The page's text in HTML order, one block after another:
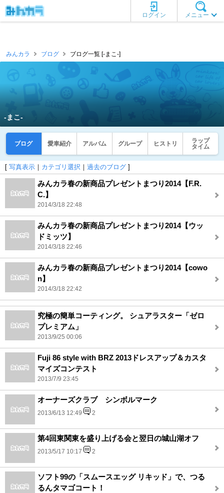
メニュー
ログイン
みんカラ ブログ ブログ一覧 [‐まこ‐]
‐まこ‐
ブログ 愛車紹介 アルバム グループ ヒストリ
ラップ
タイム
[ 写真表示 ｜ カテゴリ選択 ｜ 過去のブログ ]
みんカラ春の新商品プレゼントまつり2014【F.R.
C.】
2014/3/18 22:48
みんカラ春の新商品プレゼントまつり2014【ウッ
ドミッツ】
2014/3/18 22:46
みんカラ春の新商品プレゼントまつり2014【cowo
n】
2014/3/18 22:42
究極の簡単コーティング。 シュアラスター「ゼロ
プレミアム」
2013/9/25 00:06
Fuji 86 style with BRZ 2013ドレスアップ＆カスタ
マイズコンテスト
2013/7/9 23:45
オーナーズクラブ シンボルマーク
2013/6/13 12:49 2
第4回東関東を盛り上げる会と翌日の城山湖オフ
2013/5/17 10:17 2
ソフト99の「スムースエッグ リキッド」で、つる
るんタマゴコート！